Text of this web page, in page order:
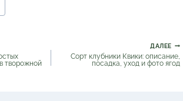
творожной
ДАЛЕЕ
Сорт клубники Квики: описание,
посадка, уход и фото ягод